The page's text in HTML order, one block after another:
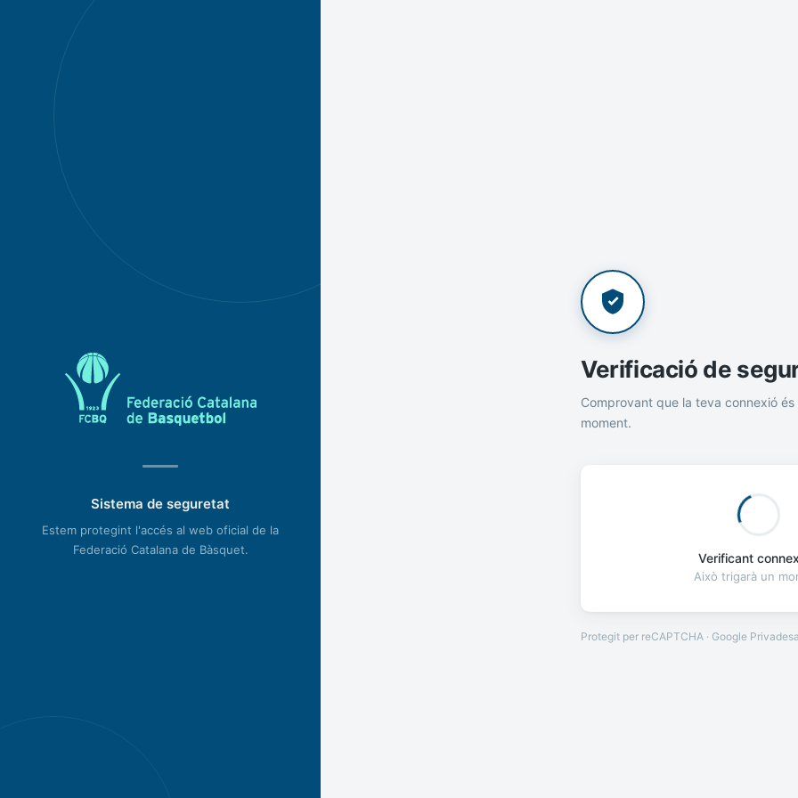
Sistema de seguretat
Estem protegint l'accés al web oficial de la
Federació Catalana de Bàsquet.
Verificació de
Comprovant que la teva connexió és
moment.
Verificant
Això trigarà un
Protegit per reCAPTCHA · Google Privadesa